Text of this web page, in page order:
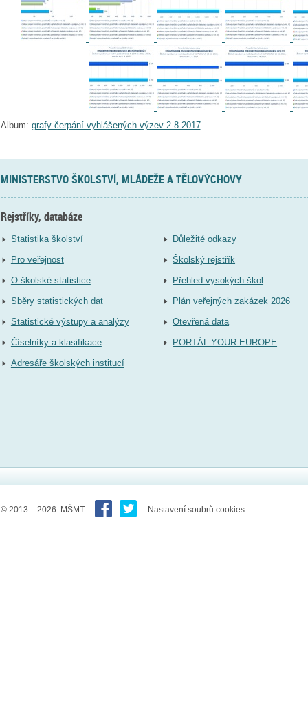
Album: grafy čerpání vyhlášených výzev 2.8.2017
MINISTERSTVO ŠKOLSTVÍ, MLÁDEŽE A TĚLOVÝCHOVY
Rejstříky, databáze
Statistika školství
Pro veřejnost
O školské statistice
Sběry statistických dat
Statistické výstupy a analýzy
Číselníky a klasifikace
Adresáře školských institucí
Důležité odkazy
Školský rejstřík
Přehled vysokých škol
Plán veřejných zakázek 2026
Otevřená data
PORTÁL YOUR EUROPE
© 2013 – 2026 MŠMT Nastavení soubrů cookies